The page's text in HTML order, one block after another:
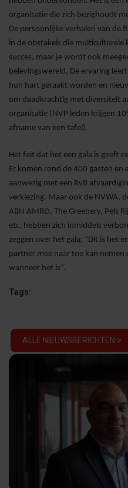
organisatie die zich bezighoudt
De persoonlijke verhalen van de
in de obstakels die multiculturele
succes, maar je wordt ook
belevingswereld. De ervaring
hun hart geraakt worden en
om daadkrachtig met diversiteit
organisatie (NVP leden krijgen
afname van een tafel).
Het feit dat het een gala is geeft
Er komen rond de 400 gasten en
aanwezig met een RvB
verkiezing. Maar ook de NVWA,
ABN AMRO, The Greenery, Pels
etc. hebben zich inmiddels
zeggen over het gala; “Dit is het
partner mee naar toe kan nemen
wanneer het is“.
Tags:
ALLE NIEUWSBERICHTEN >